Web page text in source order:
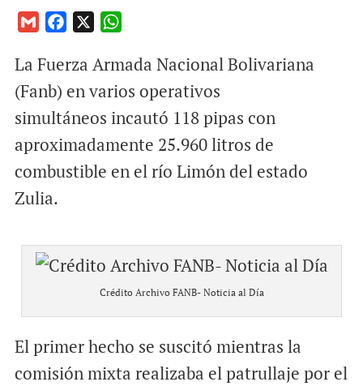
a
i
c
e
o
o
k
a
t
A
p
p
La Fuerza Armada Nacional Bolivariana
(Fanb) en varios operativos
simultáneos incautó 118 pipas con
aproximadamente 25.960 litros de
combustible en el río Limón del estado
Zulia.
Crédito Archivo FANB- Noticia al Día
El primer hecho se suscitó mientras la
comisión mixta realizaba el patrullaje por el